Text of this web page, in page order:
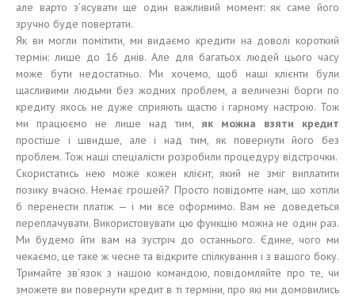
але варто з’ясувати ще один важливий момент: як саме його
зручно буде повертати.
Як ви могли помітити, ми видаємо кредити на доволі короткий
термін: лише до 16 днів. Але для багатьох людей цього часу
може бути недостатньо. Ми хочемо, щоб наші клієнти були
щасливими людьми без жодних проблем, а величезні борги по
кредиту якось не дуже сприяють щастю і гарному настрою. Тож
ми працюємо не лише над тим, як можна взяти кредит
простіше і швидше, але і над тим, як повернути його без
проблем. Тож наші спеціалісти розробили процедуру відстрочки.
Скористатись нею може кожен клієнт, який не зміг виплатити
позику вчасно. Немає грошей? Просто повідомте нам, що хотіли
б перенести платіж — і ми все оформимо. Вам не доведеться
переплачувати. Використовувати цю функцію можна не один раз.
Ми будемо йти вам на зустріч до останнього. Єдине, чого ми
чекаємо, це таке ж чесне та відкрите спілкування і з вашого боку.
Тримайте зв’язок з нашою командою, повідомляйте про те, чи
зможете ви повернути кредит в ті терміни, про які ми домовились